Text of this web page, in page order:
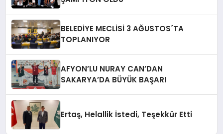
BELEDİYE MECLİSİ 3 AĞUSTOS´TA
TOPLANIYOR
AFYON’LU NURAY CAN’DAN
SAKARYA’DA BÜYÜK BAŞARI
Ertaş, Helallik İstedi, Teşekkür Etti